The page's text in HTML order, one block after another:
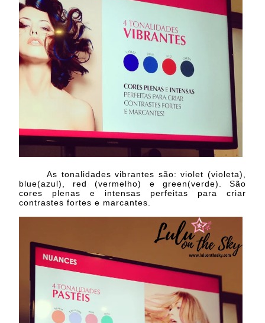
As tonalidades vibrantes são: violet (violeta),
blue(azul), red (vermelho) e green(verde). São
cores plenas e intensas perfeitas para criar
contrastes fortes e marcantes.